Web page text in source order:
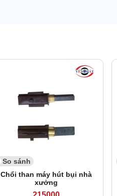
So sánh
Chổi than máy hút bụi nhà
xưởng